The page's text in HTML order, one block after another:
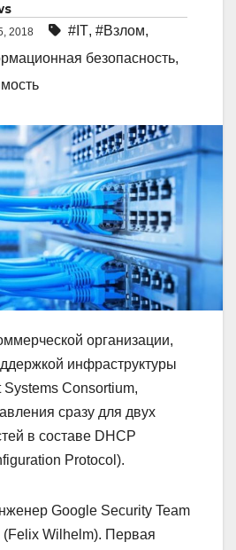
2018 #IT, #Взлом,
безопасность,
организации,
инфраструктуры
Systems Consortium,
сразу для двух
в составе DHCP
Protocol).
Google Security Team
(Felix Wilhelm). Первая